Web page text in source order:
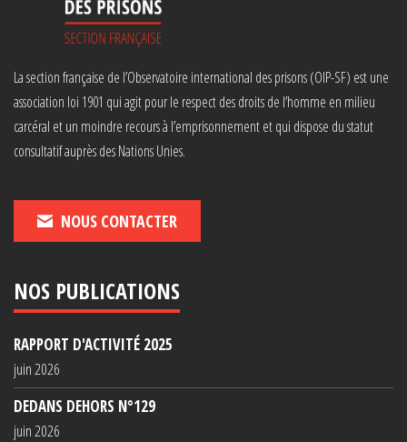
La section française de l’Observatoire international des prisons (OIP-SF) est une
association loi 1901 qui agit pour le respect des droits de l’homme en milieu
carcéral et un moindre recours à l’emprisonnement et qui dispose du statut
consultatif auprès des Nations Unies.
NOUS CONTACTER
NOS PUBLICATIONS
RAPPORT D'ACTIVITÉ 2025
juin 2026
DEDANS DEHORS N°129
juin 2026